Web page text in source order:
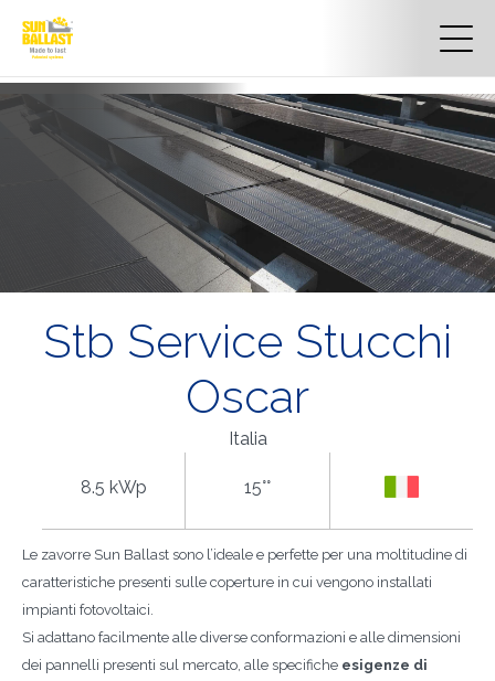
Stb Service Stucchi
Oscar
Italia
8.5 kWp 15°°
Le zavorre Sun Ballast sono l’ideale e perfette per una moltitudine di
caratteristiche presenti sulle coperture in cui vengono installati
impianti fotovoltaici.
Si adattano facilmente alle diverse conformazioni e alle dimensioni
dei pannelli presenti sul mercato, alle specifiche esigenze di